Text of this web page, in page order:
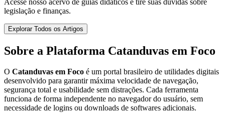
legislação e finanças.
Explorar Todos os Artigos
Sobre a Plataforma Catanduvas em Foco
O Catanduvas em Foco é um portal brasileiro de utilidades digitais
desenvolvido para garantir máxima velocidade de navegação,
segurança total e usabilidade sem distrações. Cada ferramenta
funciona de forma independente no navegador do usuário, sem
necessidade de logins ou downloads de softwares adicionais.